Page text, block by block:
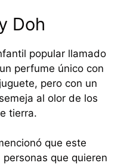
Doh
popular llamado
perfume único con
pero con un
al olor de los
tierra.
que este
que quieren